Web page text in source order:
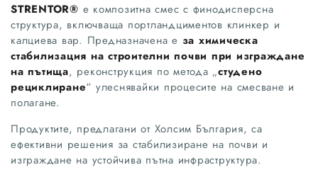
STRENTOR® е композитна смес с финодисперсна
структура, включваща портландциментов клинкер и
калциева вар. Предназначена е за химическа
стабилизация на строителни почви при изграждане
на пътища, реконструкция по метода „студено
рециклиране“ улеснявайки процесите на смесване и
полагане.
Продуктите, предлагани от Холсим България, са
ефективни решения за стабилизиране на почви и
изграждане на устойчива пътна инфраструктура.